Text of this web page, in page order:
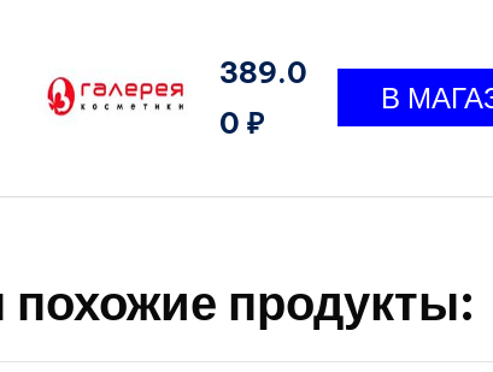
389.0
0 ₽
продукты: